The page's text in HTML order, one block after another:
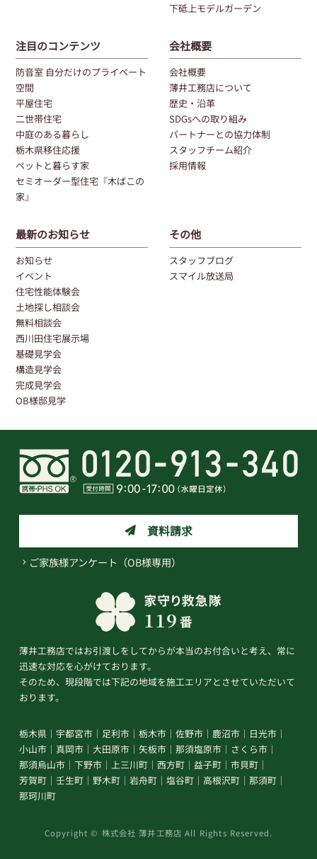
下砥上モデルガーデン
注目のコンテンツ
防音室 自分だけのプライベート
空間
平屋住宅
二世帯住宅
中庭のある暮らし
栃木県移住応援
ペットと暮らす家
セミオーダー型住宅『木ばこの
家』
会社概要
会社概要
薄井工務店について
歴史・沿革
SDGsへの取り組み
パートナーとの協力体制
スタッフチーム紹介
採用情報
最新のお知らせ
お知らせ
イベント
住宅性能体験会
土地探し相談会
無料相談会
西川田住宅展示場
基礎見学会
構造見学会
完成見学会
OB様邸見学
その他
スタッフブログ
スマイル放送局
資料請求
ご家族様アンケート（OB様専用）
薄井工務店ではお引渡しをしてからが本当のお付合いと考え、常に
迅速な対応を心がけております。
そのため、現段階では下記の地域を施工エリアとさせていただいて
おります。
栃木県 宇都宮市 足利市 栃木市 佐野市 鹿沼市
日光市
小山市
真岡市 大田原市 矢板市 那須塩原市
さくら市
那須烏山市
下野市 上三川町 西方町 益子町
市貝町
芳賀町
壬生町 野木町 岩舟町 塩谷町 高根沢町
那須町
那珂川町
Copyright © 株式会社 薄井工務店 All Rights Reserved.